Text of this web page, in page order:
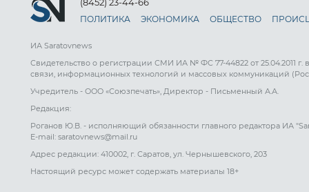
(8452) 23-44-66
ПОЛИТИКА ЭКОНОМИКА ОБЩЕСТВО
ИА Saratovnews
Свидетельство о регистрации СМИ ИА № ФС 77-44822 от 25.04.2011
связи, информационных технологий и массовых коммуникаций
Учредитель - ООО «Союзпечать», Директор - Письменный А.А.
Редакция:
Роганов Ю.В. - исполняющий обязанности главного редактора ИА
E-mail: saratovnews@mail.ru
Адрес редакции: 410002, г. Саратов, ул. Чернышевского, 203
Настоящий ресурс может содержать материалы 18+